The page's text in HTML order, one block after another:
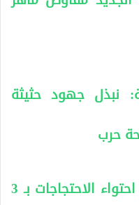
نبذل جهود حثيثة
حرب
الحكومة العراقية تحاول احتواء الاحتجاجات بـ 3